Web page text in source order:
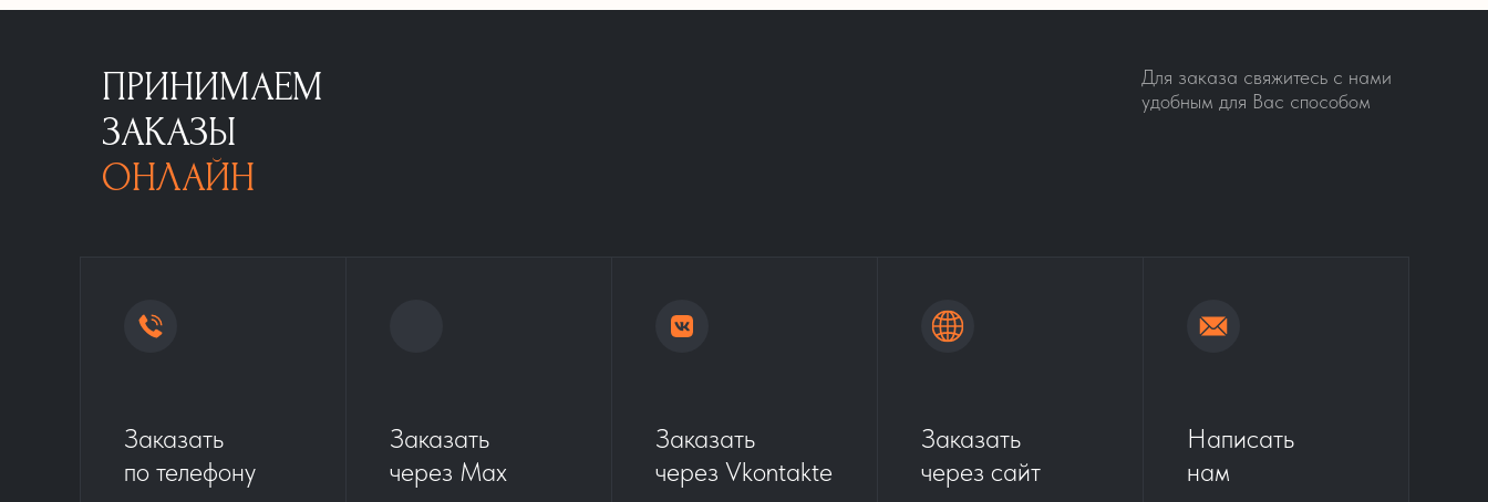
ПРИНИМАЕМ
ЗАКАЗЫ
ОНЛАЙН
Для заказа свяжитесь с нами
удобным для Вас способом
Заказать
по телефону
Заказать
через Max
Заказать
через Vkontakte
Заказать
через сайт
Написать
нам